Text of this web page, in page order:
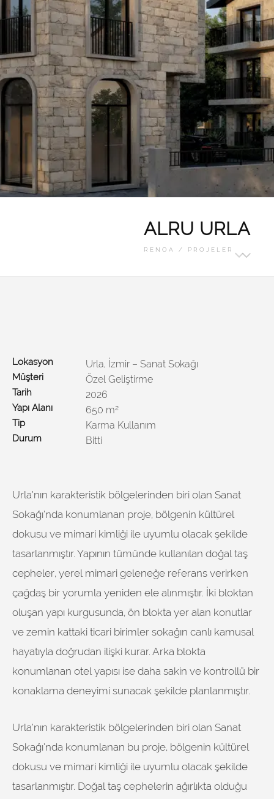
ALRU URLA
RENOA / PROJELER
Lokasyon Urla, İzmir – Sanat Sokağı
Müşteri Özel Geliştirme
Tarih 2026
Yapı Alanı 650 m²
Tip Karma Kullanım
Durum Bitti
Urla’nın karakteristik bölgelerinden biri olan Sanat
Sokağı’nda konumlanan proje, bölgenin kültürel
dokusu ve mimari kimliği ile uyumlu olacak şekilde
tasarlanmıştır. Yapının tümünde kullanılan doğal taş
cepheler, yerel mimari geleneğe referans verirken
çağdaş bir yorumla yeniden ele alınmıştır. İki bloktan
oluşan yapı kurgusunda, ön blokta yer alan konutlar
ve zemin kattaki ticari birimler sokağın canlı kamusal
hayatıyla doğrudan ilişki kurar. Arka blokta
konumlanan otel yapısı ise daha sakin ve kontrollü bir
konaklama deneyimi sunacak şekilde planlanmıştır.
Urla’nın karakteristik bölgelerinden biri olan Sanat
Sokağı’nda konumlanan bu proje, bölgenin kültürel
dokusu ve mimari kimliği ile uyumlu olacak şekilde
tasarlanmıştır. Doğal taş cephelerin ağırlıkta olduğu